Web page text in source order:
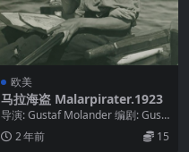
欧美
马拉海盗 Malarpirater.1923
导演: Gustaf Molander 编剧: Gust
af Molander ...
2 年前 15